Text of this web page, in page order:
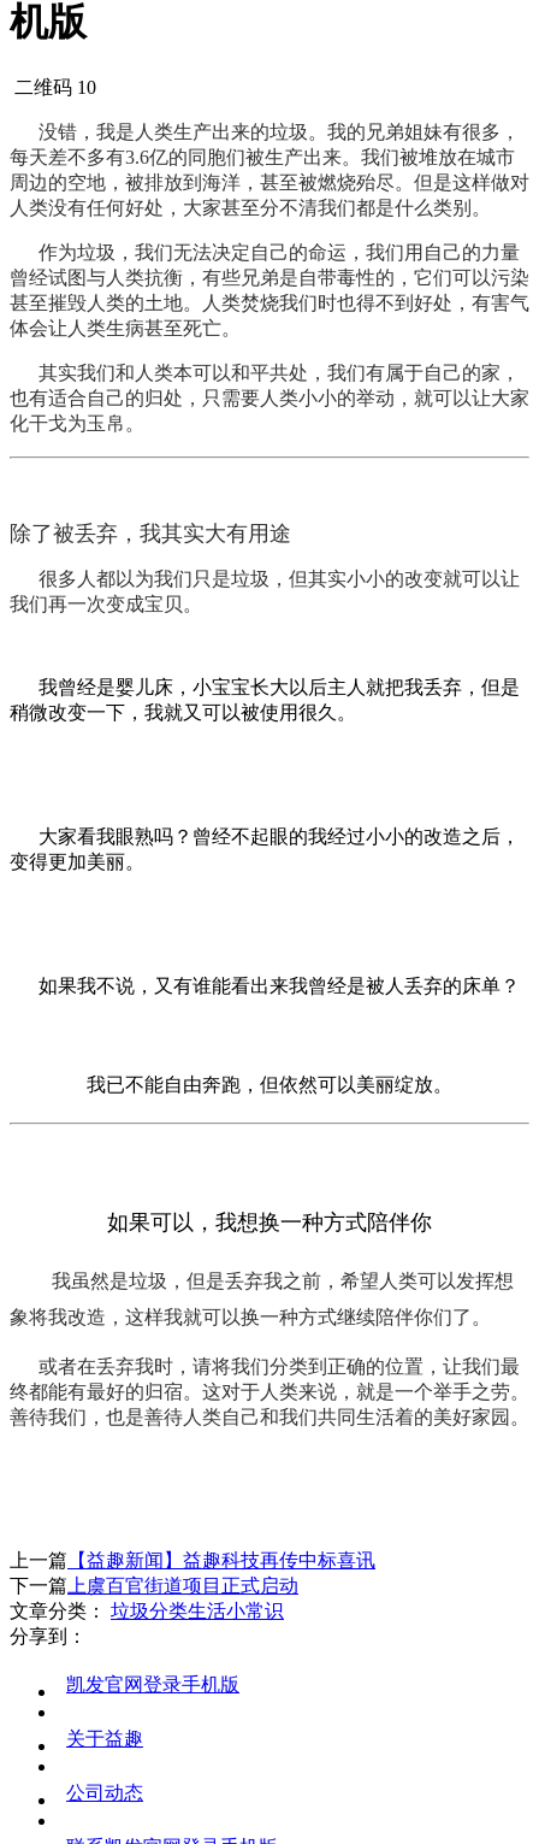
机版
二维码 10
没错，我是人类生产出来的垃圾。我的兄弟姐妹有很多，
每天差不多有3.6亿的同胞们被生产出来。我们被堆放在城市
周边的空地，被排放到海洋，甚至被燃烧殆尽。但是这样做对
人类没有任何好处，大家甚至分不清我们都是什么类别。
作为垃圾，我们无法决定自己的命运，我们用自己的力量
曾经试图与人类抗衡，有些兄弟是自带毒性的，它们可以污染
甚至摧毁人类的土地。人类焚烧我们时也得不到好处，有害气
体会让人类生病甚至死亡。
其实我们和人类本可以和平共处，我们有属于自己的家，
也有适合自己的归处，只需要人类小小的举动，就可以让大家
化干戈为玉帛。
除了被丢弃，我其实大有用途
很多人都以为我们只是垃圾，但其实小小的改变就可以让
我们再一次变成宝贝。
我曾经是婴儿床，小宝宝长大以后主人就把我丢弃，但是
稍微改变一下，我就又可以被使用很久。
大家看我眼熟吗？曾经不起眼的我经过小小的改造之后，
变得更加美丽。
如果我不说，又有谁能看出来我曾经是被人丢弃的床单？
我已不能自由奔跑，但依然可以美丽绽放。
如果可以，我想换一种方式陪伴你
我虽然是垃圾，但是丢弃我之前，希望人类可以发挥想
象将我改造，这样我就可以换一种方式继续陪伴你们了。
或者在丢弃我时，请将我们分类到正确的位置，让我们最
终都能有最好的归宿。这对于人类来说，就是一个举手之劳。
善待我们，也是善待人类自己和我们共同生活着的美好家园。
上一篇 【益趣新闻】益趣科技再传中标喜讯
下一篇 上虞百官街道项目正式启动
文章分类：
垃圾分类生活小常识
分享到：
凯发官网登录手机版
关于益趣
公司动态